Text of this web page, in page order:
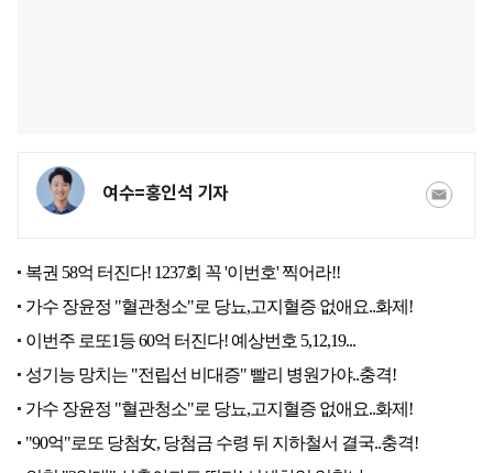
여수=홍인석 기자